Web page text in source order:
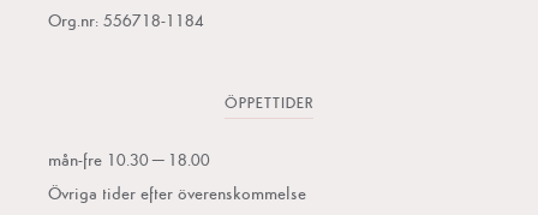
Org.nr: 556718-1184
ÖPPETTIDER
mån-fre 10.30–18.00
Övriga tider efter överenskommelse